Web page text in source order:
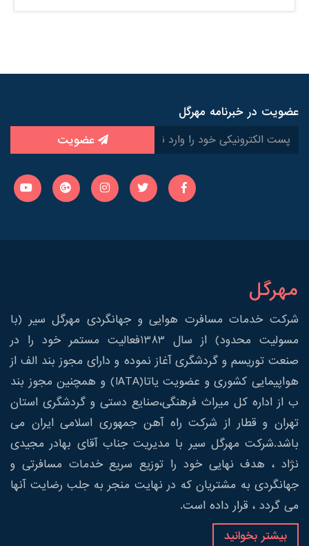
عضویت در خبرنامه مهرگل
عضویت
مهرگل
شرکت خدمات مسافرت هوایی و جهانگردی مهرگل سیر (با
مسولیت محدود) از سال 1383فعالیت مستمر خود را در
صنعت توریسم و گردشگری آغاز نموده و دارای مجوز بند الف از
هواپیمایی کشوری و عضویت یاتا(IATA) و همچنین مجوز بند
ب از اداره کل میراث فرهنگی،صنایع دستی و گردشگری استان
تهران و قطار از شرکت راه آهن جمهوری اسلامی ایران می
باشد.شرکت مهرگل سیر با مدیریت جناب آقای بهادر مجیدی
نژاد ، هدف نهایی خود را توزیع سریع خدمات مسافرتی و
جهانگردی به مشتریان که در نهایت منجر به جلب رضایت آنها
می گردد ، قرار داده است.
بیشتر بخوانید